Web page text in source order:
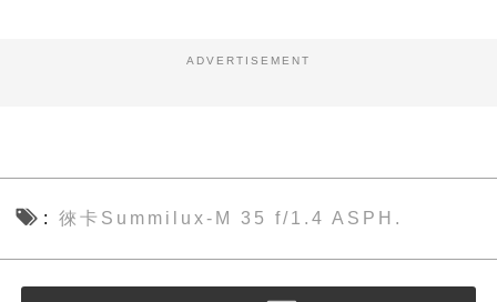
ADVERTISEMENT
徠卡Summilux-M 35 f/1.4 ASPH.